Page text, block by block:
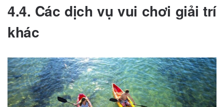
4.4. Các dịch vụ vui chơi giải trí
khác